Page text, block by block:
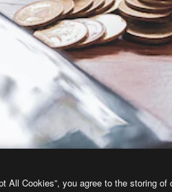
All Cookies”, you agree to the storing